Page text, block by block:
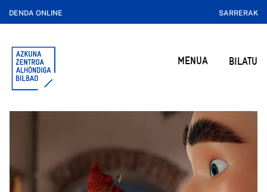
DENDA ONLINE SARRERAK
MENUA BILATU